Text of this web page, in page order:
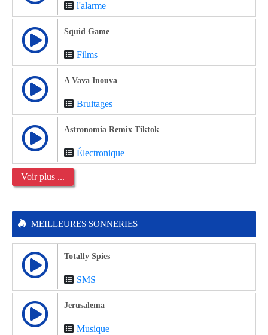
l'alarme
Squid Game
Films
A Vava Inouva
Bruitages
Astronomia Remix Tiktok
Électronique
Voir plus ...
MEILLEURES SONNERIES
Totally Spies
SMS
Jerusalema
Musique